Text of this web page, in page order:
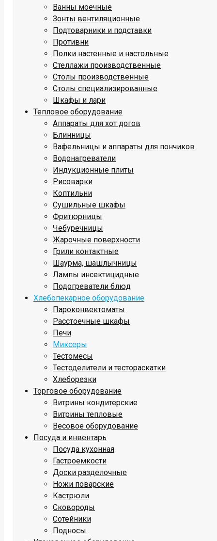
Ванны моечные
Зонты вентиляционные
Подтоварники и подставки
Противни
Полки настенные и настольные
Стеллажи производственные
Столы производственные
Столы специализированные
Шкафы и лари
Тепловое оборудование
Аппараты для хот догов
Блинницы
Вафельницы и аппараты для пончиков
Водонагреватели
Индукционные плиты
Рисоварки
Коптильни
Сушильные шкафы
Фритюрницы
Чебуречницы
Жарочные поверхности
Грили контактные
Шаурма, шашлычницы
Лампы инсектицидные
Подогреватели блюд
Хлебопекарное оборудование
Пароконвектоматы
Расстоечные шкафы
Печи
Миксеры
Тестомесы
Тестоделители и тестораскатки
Хлеборезки
Торговое оборудование
Витрины кондитерские
Витрины тепловые
Весовое оборудование
Посуда и инвентарь
Посуда кухонная
Гастроемкости
Доски разделочные
Ножи поварские
Кастрюли
Сковороды
Сотейники
Подносы